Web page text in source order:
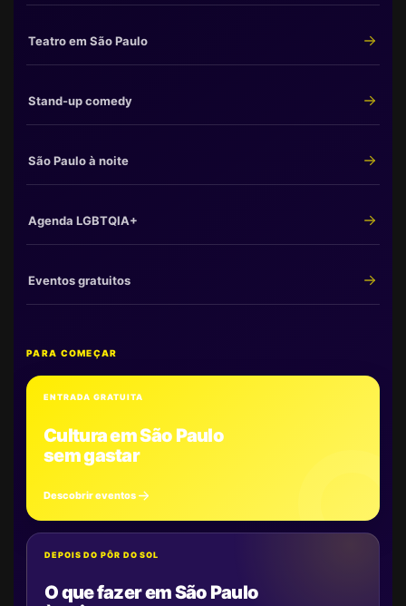
Teatro em São Paulo
Stand-up comedy
São Paulo à noite
Agenda LGBTQIA+
Eventos gratuitos
PARA COMEÇAR
ENTRADA GRATUITA
Cultura em São Paulo
sem gastar
Descobrir eventos
DEPOIS DO PÔR DO SOL
O que fazer em São Paulo